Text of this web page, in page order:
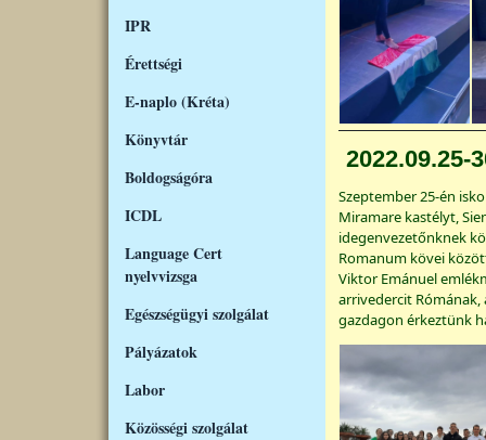
IPR
Érettségi
E-naplo (Kréta)
Könyvtár
Boldogságóra
ICDL
Language Cert
nyelvvizsga
Egészségügyi szolgálat
Pályázatok
Labor
Közösségi szolgálat
2022.09.25-
Szeptember 25-én
Miramare kastélyt,
idegenvezetőnknek
Romanum kövei
Viktor Emánuel
arrivedercit
gazdagon érkeztünk